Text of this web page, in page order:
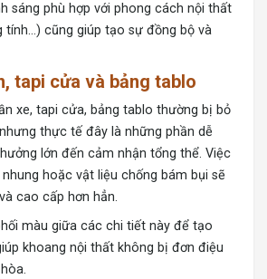
sáng phù hợp với phong cách nội thất
tính…) cũng giúp tạo sự đồng bộ và
tapi cửa và bảng tablo
xe, tapi cửa, bảng tablo thường bị bỏ
thực tế đây là những phần dễ
lớn đến cảm nhận tổng thể. Việc
hoặc vật liệu chống bám bụi sẽ
cao cấp hơn hẳn.
màu giữa các chi tiết này để tạo
khoang nội thất không bị đơn điệu